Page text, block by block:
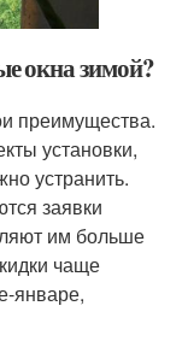
окна зимой?
преимущества.
установки,
устранить.
заявки
им больше
чаще
январе,